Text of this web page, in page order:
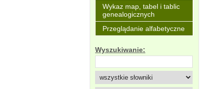
Wykaz map, tabel i tablic
genealogicznych
Przeglądanie alfabetyczne
Wyszukiwanie: